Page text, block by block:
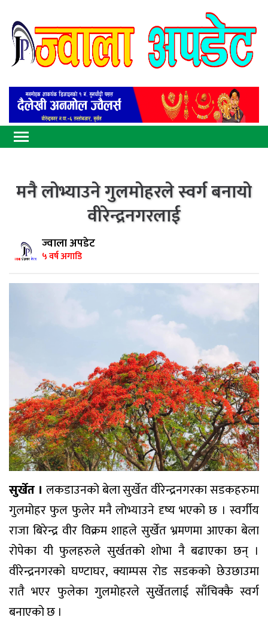
मनै लोभ्याउने गुलमोहरले स्वर्ग बनायो
वीरेन्द्रनगरलाई
ज्वाला अपडेट
५ वर्ष अगाडि
सुर्खेत । लकडाउनको बेला सुर्खेत वीरेन्द्रनगरका सडकहरुमा
गुलमोहर फुल फुलेर मनै लोभ्याउने दृष्य भएको छ । स्वर्गीय
राजा बिरेन्द्र वीर विक्रम शाहले सुर्खेत भ्रमणमा आएका बेला
रोपेका यी फुलहरुले सुर्खतको शोभा नै बढाएका छन् ।
वीरेन्द्रनगरको घण्टाघर, क्याम्पस रोड सडकको छेउछाउमा
रातै भएर फुलेका गुलमोहरले सुर्खेतलाई साँचिक्कै स्वर्ग
बनाएको छ ।